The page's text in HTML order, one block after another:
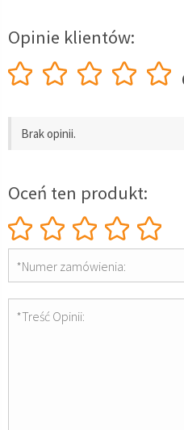
Opinie klientów:
Brak opinii.
Oceń ten produkt:
*Numer zamówienia:
*Treść Opinii: